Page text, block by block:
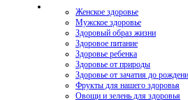
Женское здоровье
Мужское здоровье
Здоровый образ жизни
Здоровое питание
Здоровье ребенка
Здоровье от природы
Здоровье от зачатия до
Фрукты для нашего здоровья
Овощи и зелень для здоровья